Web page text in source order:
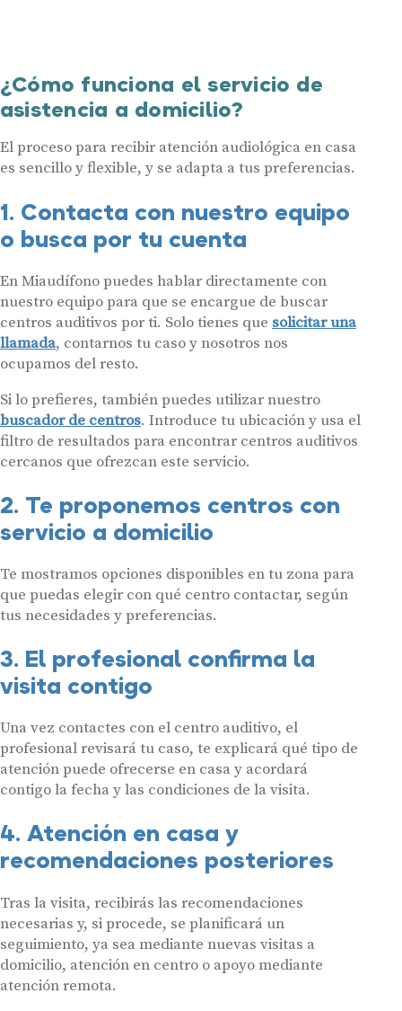
¿Cómo funciona el servicio de
asistencia a domicilio?
El proceso para recibir atención audiológica en casa
es sencillo y flexible, y se adapta a tus preferencias.
1. Contacta con nuestro equipo
o busca por tu cuenta
En Miaudífono puedes hablar directamente con
nuestro equipo para que se encargue de buscar
centros auditivos por ti. Solo tienes que solicitar una
llamada, contarnos tu caso y nosotros nos
ocupamos del resto.
Si lo prefieres, también puedes utilizar nuestro
buscador de centros. Introduce tu ubicación y usa el
filtro de resultados para encontrar centros auditivos
cercanos que ofrezcan este servicio.
2. Te proponemos centros con
servicio a domicilio
Te mostramos opciones disponibles en tu zona para
que puedas elegir con qué centro contactar, según
tus necesidades y preferencias.
3. El profesional confirma la
visita contigo
Una vez contactes con el centro auditivo, el
profesional revisará tu caso, te explicará qué tipo de
atención puede ofrecerse en casa y acordará
contigo la fecha y las condiciones de la visita.
4. Atención en casa y
recomendaciones posteriores
Tras la visita, recibirás las recomendaciones
necesarias y, si procede, se planificará un
seguimiento, ya sea mediante nuevas visitas a
domicilio, atención en centro o apoyo mediante
atención remota.